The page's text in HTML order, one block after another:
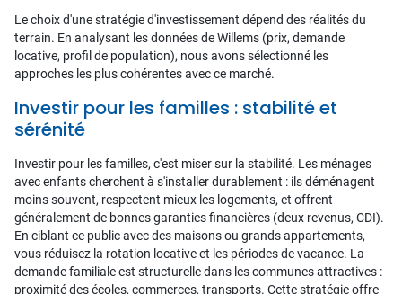
Le choix d'une stratégie d'investissement dépend des réalités du
terrain. En analysant les données de Willems (prix, demande
locative, profil de population), nous avons sélectionné les
approches les plus cohérentes avec ce marché.
Investir pour les familles : stabilité et
sérénité
Investir pour les familles, c'est miser sur la stabilité. Les ménages
avec enfants cherchent à s'installer durablement : ils déménagent
moins souvent, respectent mieux les logements, et offrent
généralement de bonnes garanties financières (deux revenus, CDI).
En ciblant ce public avec des maisons ou grands appartements,
vous réduisez la rotation locative et les périodes de vacance. La
demande familiale est structurelle dans les communes attractives :
proximité des écoles, commerces, transports. Cette stratégie offre